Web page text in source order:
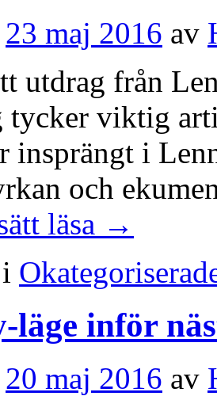
23 maj 2016 av
utdrag från
tycker viktig
insprängt i
och
läsa →
läge inför
20 maj 2016 av